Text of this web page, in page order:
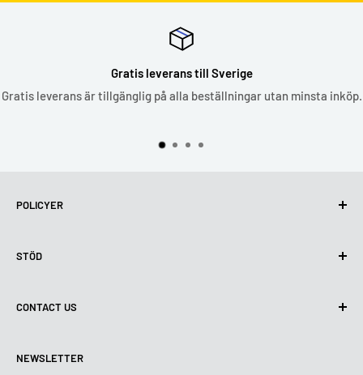
Gratis leverans till Sverige
Gratis leverans är tillgänglig på alla beställningar utan minsta inköp.
POLICYER
Användning av cookies (GDPR)
Leveransvillkor
Betalningsvillkor
STÖD
Kontakta oss
Rättsligt meddelande
CONTACT US
Tisdag:9:00 - 18:00
NEWSLETTER